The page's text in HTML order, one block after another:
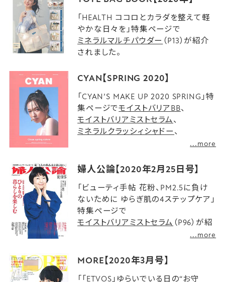
「HEALTH ココロとカラダを整えて軽
やかな日々を」特集ページで
ミネラルマルチパウダー （P13）が紹介
されました。
CYAN【SPRING 2020】
「CYAN’S MAKE UP 2020 SPRING」特
集ページでモイストバリアBB、
モイストバリアミストセラム 、
ミネラルクラッシィシャドー 、
ミネラルアイバーム（P20、21）が、
RECOMMENDED 16 BRANDS」特集ペ
ージでミネラルクラッシィシャドー、
モイストバリアミストセラム
ミネラルマルチパウダー、
（P108）が紹介
...more
婦人公論【2020年2月25日号】
「ビューティ手帖 花粉、PM2.5に負け
ないために ゆらぎ肌の4ステップケア」
特集ページで
モイストバリアミストセラム （P96）が紹
...more
MORE【2020年3月号】
「「ETVOS」ゆらいでいる日の“お守